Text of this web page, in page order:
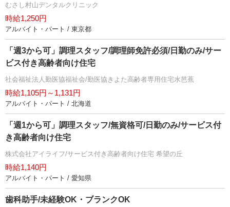
むさし村山デンタルクリニック
時給1,250円
アルバイト・パート / 東京都
「週3から可」調理スタッフ/調理師免許必須/日勤のみ/サー
ビス付き高齢者向け住宅
社会福祉法人勤医協福祉会/勤医協きよた高齢者専用住宅水芭蕉
時給1,105円～1,131円
アルバイト・パート / 北海道
「週1から可」調理スタッフ/無資格可/日勤のみ/サービス付
き高齢者向け住宅
株式会社アイライフ/サービス付き高齢者向け住宅 希望の丘
時給1,140円
アルバイト・パート / 愛知県
歯科助手/未経験OK・ブランクOK